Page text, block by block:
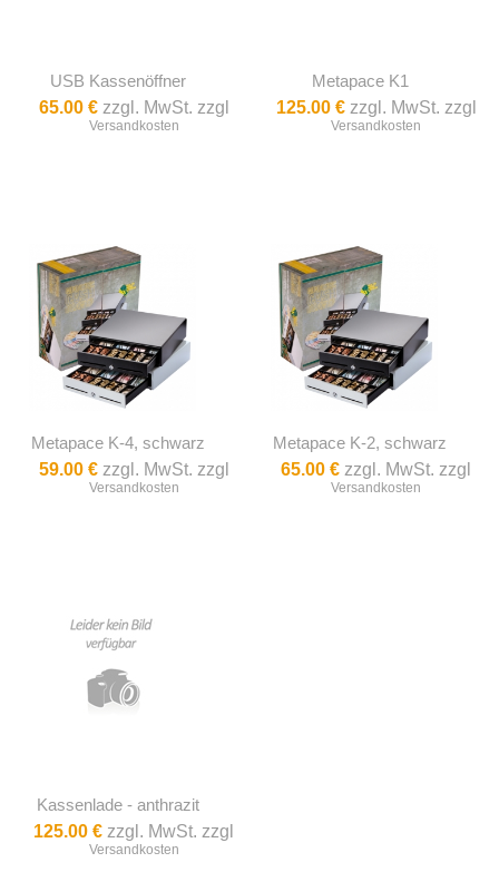
USB Kassenöffner
65.00 €zzgl. MwSt. zzgl
Versandkosten
Metapace K1
125.00 €zzgl. MwSt. zzgl
Versandkosten
Metapace K-4, schwarz
59.00 €zzgl. MwSt. zzgl
Versandkosten
Metapace K-2, schwarz
65.00 € zzgl. MwSt. zzgl
Versandkosten
Kassenlade - anthrazit
125.00 € zzgl. MwSt. zzgl
Versandkosten